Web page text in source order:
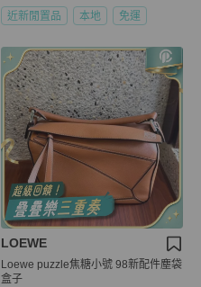
近新閒置品 本地 免運
LOEWE
Loewe puzzle焦糖小號 98新配件塵袋
盒子